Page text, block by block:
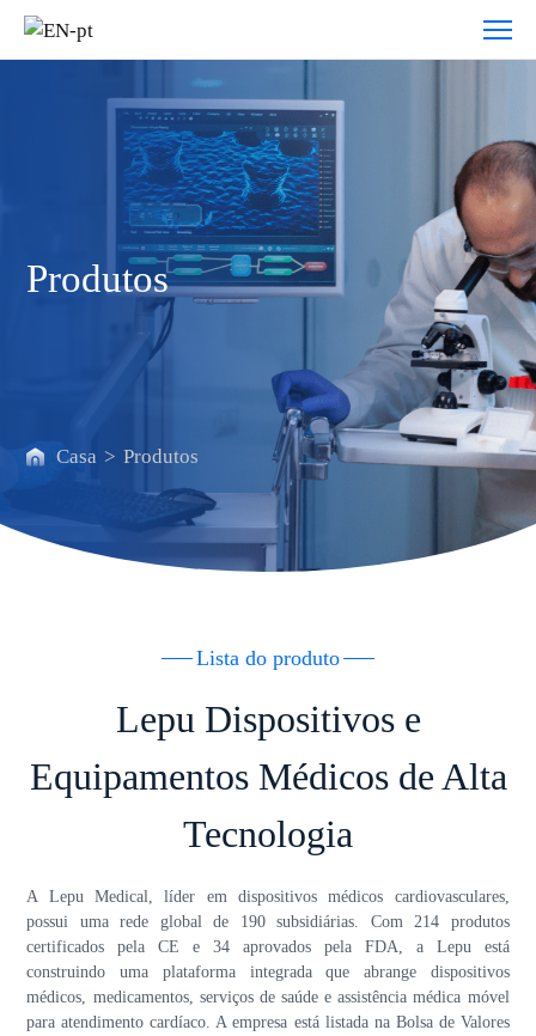
Produtos
Produtos
Casa > Produtos
Lista do produto
Lepu Dispositivos e
Equipamentos Médicos de Alta
Tecnologia
A Lepu Medical, líder em dispositivos médicos cardiovasculares,
possui uma rede global de 190 subsidiárias. Com 214 produtos
certificados pela CE e 34 aprovados pela FDA, a Lepu está
construindo uma plataforma integrada que abrange dispositivos
médicos, medicamentos, serviços de saúde e assistência médica móvel
para atendimento cardíaco. A empresa está listada na Bolsa de Valores